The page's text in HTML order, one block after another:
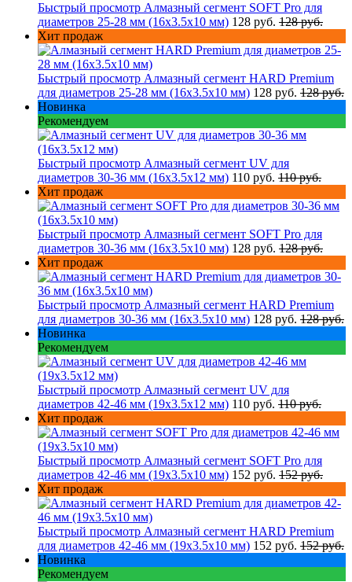
Быстрый просмотр Алмазный сегмент SOFT Pro для
диаметров 25-28 мм (16х3.5х10 мм) 128 руб. 128 руб.
Хит продаж
Быстрый просмотр Алмазный сегмент HARD Premium
для диаметров 25-28 мм (16х3.5х10 мм) 128 руб. 128 руб.
Новинка
Рекомендуем
Быстрый просмотр Алмазный сегмент UV для
диаметров 30-36 мм (16х3.5х12 мм) 110 руб. 110 руб.
Хит продаж
Быстрый просмотр Алмазный сегмент SOFT Pro для
диаметров 30-36 мм (16х3.5х10 мм) 128 руб. 128 руб.
Хит продаж
Быстрый просмотр Алмазный сегмент HARD Premium
для диаметров 30-36 мм (16х3.5х10 мм) 128 руб. 128 руб.
Новинка
Рекомендуем
Быстрый просмотр Алмазный сегмент UV для
диаметров 42-46 мм (19х3.5х12 мм) 110 руб. 110 руб.
Хит продаж
Быстрый просмотр Алмазный сегмент SOFT Pro для
диаметров 42-46 мм (19х3.5х10 мм) 152 руб. 152 руб.
Хит продаж
Быстрый просмотр Алмазный сегмент HARD Premium
для диаметров 42-46 мм (19х3.5х10 мм) 152 руб. 152 руб.
Новинка
Рекомендуем